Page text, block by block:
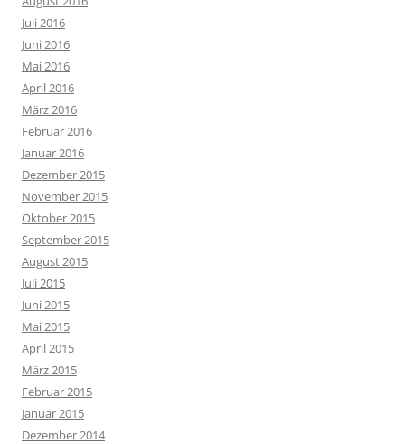
Juli 2016
Juni 2016
Mai 2016
April 2016
März 2016
Februar 2016
Januar 2016
Dezember 2015
November 2015
Oktober 2015
September 2015
August 2015
Juli 2015
Juni 2015
Mai 2015
April 2015
März 2015
Februar 2015
Januar 2015
Dezember 2014